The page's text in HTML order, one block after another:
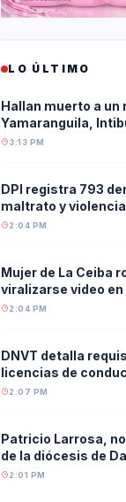
LO ÚLTIMO
Hallan muerto a un
Yamaranguila,
3:13 PM
DPI registra 793
maltrato y
2:04 PM
Mujer de La Ceiba
viralizarse video
2:04 PM
DNVT detalla
licencias de
2:07 PM
Patricio Larrosa,
de la diócesis de
2:01 PM